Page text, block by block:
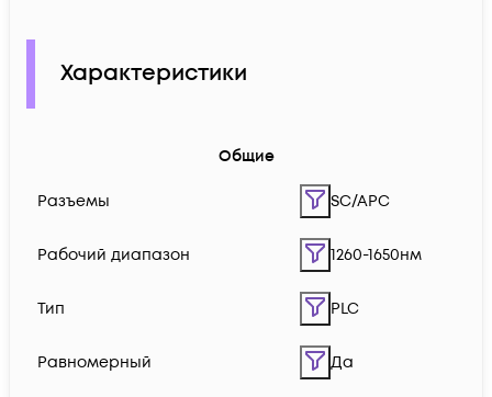
Характеристики
Общие
Разъемы SC/APC
Рабочий диапазон 1260-1650нм
Тип PLC
Равномерный Да